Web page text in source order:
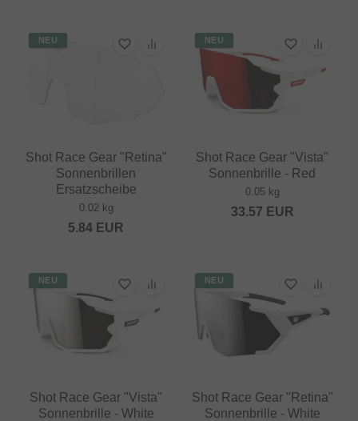
NEU
Shot Race Gear "Retina"
Sonnenbrillen
Ersatzscheibe
0.02 kg
5.84 EUR
NEU
Shot Race Gear "Vista"
Sonnenbrille - Red
0.05 kg
33.57 EUR
NEU
Shot Race Gear "Vista"
Sonnenbrille - White
NEU
Shot Race Gear "Retina"
Sonnenbrille - White